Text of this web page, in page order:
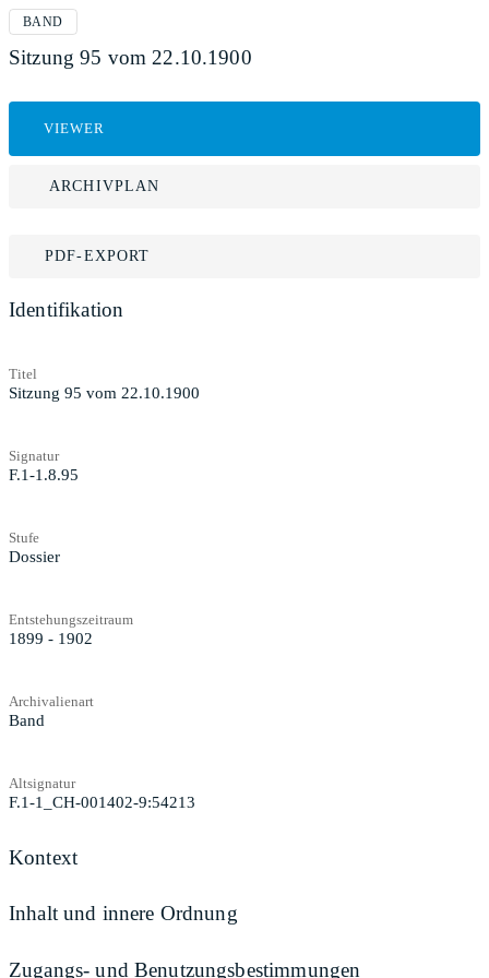
BAND
Sitzung 95 vom 22.10.1900
VIEWER
ARCHIVPLAN
PDF-EXPORT
Identifikation
Titel
Sitzung 95 vom 22.10.1900
Signatur
F.1-1.8.95
Stufe
Dossier
Entstehungszeitraum
1899 - 1902
Archivalienart
Band
Altsignatur
F.1-1_CH-001402-9:54213
Kontext
Inhalt und innere Ordnung
Zugangs- und Benutzungsbestimmungen